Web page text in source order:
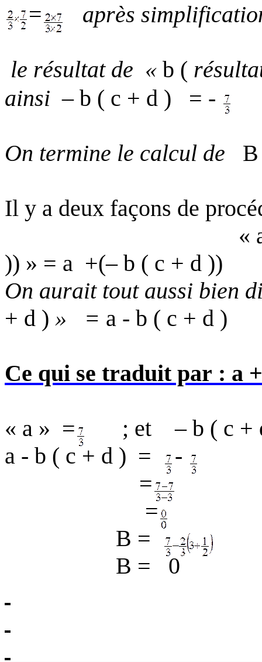
= après
le résultat de « b (
ainsi – b ( c + d ) = -
On termine le calcul de
Il y a deux façons de
«
)) » = a +(– b ( c + d ))
On aurait tout aussi bien
+ d ) » = a - b ( c + d )
Ce qui se traduit par : a
« a » = ; et – b ( c +
a - b ( c + d ) =
-
=
=
B =
B =
0